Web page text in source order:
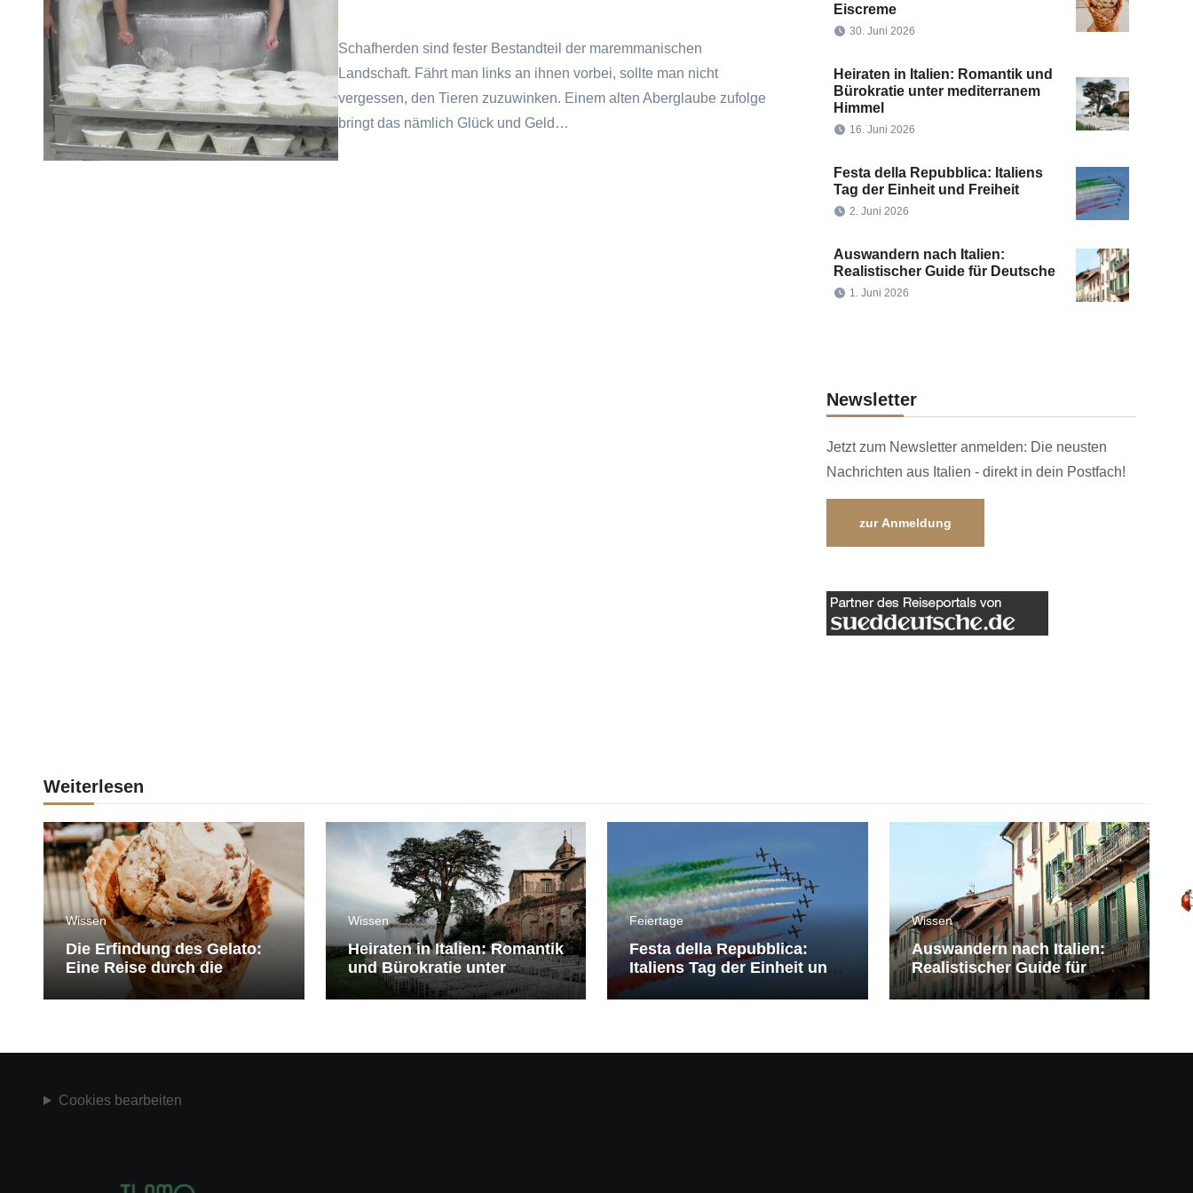
Schafherden sind fester Bestandteil der maremmanischen
Landschaft. Fährt man links an ihnen vorbei, sollte man nicht
vergessen, den Tieren zuzuwinken. Einem alten Aberglaube zufolge
bringt das nämlich Glück und Geld…
Eiscreme
30. Juni 2026
Heiraten in Italien: Romantik und
Bürokratie unter mediterranem
Himmel
16. Juni 2026
Festa della Repubblica: Italiens
Tag der Einheit und Freiheit
2. Juni 2026
Auswandern nach Italien:
Realistischer Guide für Deutsche
1. Juni 2026
Newsletter
Jetzt zum Newsletter anmelden: Die neusten
Nachrichten aus Italien - direkt in dein Postfach!
zur Anmeldung
Weiterlesen
Wissen
Die Erfindung des Gelato:
Eine Reise durch die
Geschichte der Eiscreme
Wissen
Heiraten in Italien: Romantik
und Bürokratie unter
mediterranem Himmel
Feiertage
Festa della Repubblica:
Italiens Tag der Einheit und
Freiheit
Wissen
Auswandern nach Italien:
Realistischer Guide für
Deutsche
Cookies bearbeiten